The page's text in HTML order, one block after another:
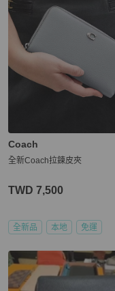
Coach
全新Coach拉鍊皮夾
TWD 7,500
全新品 本地 免運